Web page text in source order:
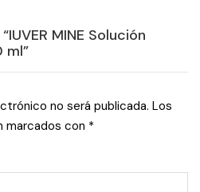
MINE Solución
ml”
no será publicada. Los
marcados con *